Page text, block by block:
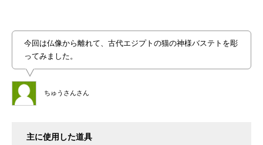
ちゅうさんさん
今回は仏像から離れて、古代エジプトの猫の神様バステトを彫
ってみました。
主に使用した道具